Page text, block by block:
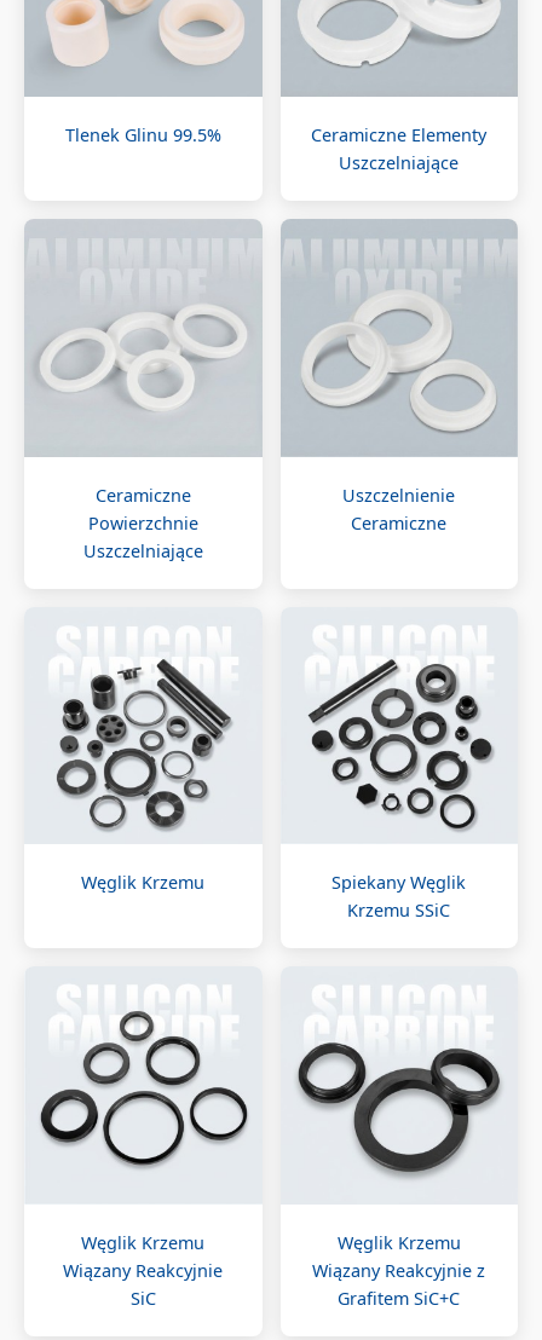
Tlenek Glinu 99.5%
Ceramiczne Elementy
Uszczelniające
Ceramiczne
Powierzchnie
Uszczelniające
Uszczelnienie
Ceramiczne
Węglik Krzemu
Spiekany Węglik
Krzemu SSiC
Węglik Krzemu
Wiązany Reakcyjnie
SiC
Węglik Krzemu
Wiązany Reakcyjnie z
Grafitem SiC+C